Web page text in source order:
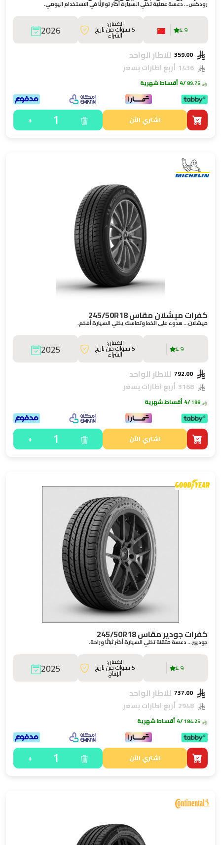
رودكس… دعسة عملية تخلي السيارة أكثر توازنًا في الاستخدام اليومي.
4.9
الضمان:
5 سنوات من تاريخ
الشراء 2026
للاطار الواحد
أربع اطارات بسعر
/4 أقساط شهرية
اشتري الآن 1
+
كفرات ميشلان مقاس 245/50R18
ميشلان… هدوء على الخط وتماسك يخلي السيارة أفخم.
4.9
الضمان:
5 سنوات من تاريخ
الشراء 2025
للاطار الواحد
أربع اطارات بسعر
/4 أقساط شهرية
اشتري الآن 1
+
كفرات جودير مقاس 245/50R18
جوديير… دعسة متقنة تخلي السيارة أكثر ثباتًا وراحة.
4.9
الضمان:
5 سنوات من تاريخ
الإنتاج 2025
للاطار الواحد
أربع اطارات بسعر
/4 أقساط شهرية
اشتري الآن 1
+